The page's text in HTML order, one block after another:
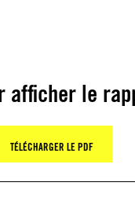
afficher le
TÉLÉCHARGER LE PDF